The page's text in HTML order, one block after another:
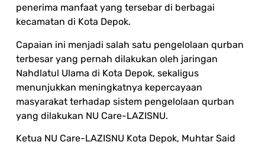
penerima manfaat yang tersebar di berbagai
kecamatan di Kota Depok.
Capaian ini menjadi salah satu pengelolaan qurban
terbesar yang pernah dilakukan oleh jaringan
Nahdlatul Ulama di Kota Depok, sekaligus
menunjukkan meningkatnya kepercayaan
masyarakat terhadap sistem pengelolaan qurban
yang dilakukan NU Care-LAZISNU.
Ketua NU Care-LAZISNU Kota Depok, Muhtar Said